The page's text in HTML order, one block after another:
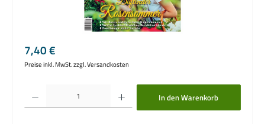
Regulärer Preis:
7,40 €
Preise inkl. MwSt. zzgl. Versandkosten
Produkt Anzahl: Gib den gewünschten Wert ein oder benutze die Schaltflächen um
In den Warenkorb